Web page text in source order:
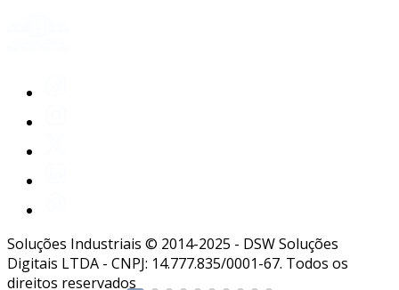
Soluções Industriais © 2014-2025 - DSW Soluções
Digitais LTDA - CNPJ: 14.777.835/0001-67. Todos os
direitos reservados